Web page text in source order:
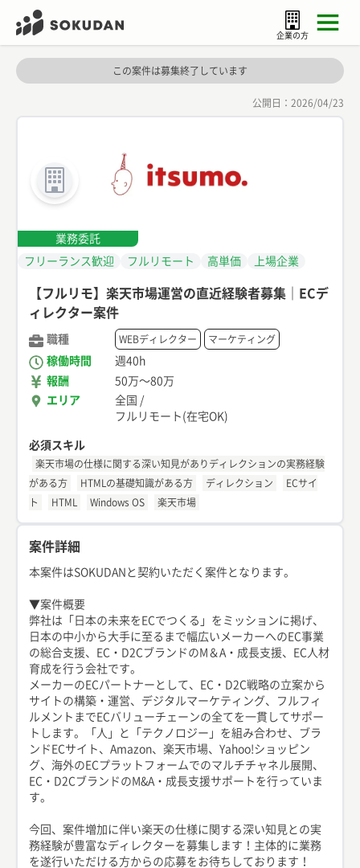
企業の方
この案件は募集終了しています
公開日： 2026/04/23
業務委託
フリーランス歓迎
フルリモート 高単価 上場企業
【フルリモ】楽天市場運営の直近経験者募集｜ECデ
ィレクター案件
職種 WEBディレクター マーケティング
稼働時間
週40h
報酬
50万〜80万
エリア
全国 /
フルリモート(在宅OK)
必須スキル
楽天市場の仕様に関する深い知見がありディレクションの実務経験
がある方
HTMLの基礎知識がある方 ディレクション
ECサイ
ト
HTML Windows OS 楽天市場
案件詳細
本案件はSOKUDANと契約いただく案件となります。
▼案件概要
弊社は「日本の未来をECでつくる」をミッションに掲げ、
日本の中小から大手に至るまで幅広いメーカーへのEC事業
の総合支援、EC・D2CブランドのM＆A・成長支援、EC人材
育成を行う会社です。
メーカーのECパートナーとして、EC・D2C戦略の立案から
サイトの構築・運営、デジタルマーケティング、フルフィ
ルメントまでECバリューチェーンの全てを一貫してサポー
トします。「人」と「テクノロジー」を組み合わせ、ブラ
ンドECサイト、Amazon、楽天市場、Yahoo!ショッピン
グ、海外のECプラットフォームでのマルチチャネル展開、
EC・D2CブランドのM&A・成長支援サポートを行っていま
す。
今回、案件増加に伴い楽天の仕様に関する深い知見との実
務経験が豊富なディレクターを募集します！主体的に業務
を遂行いただける方からの応募をお待ちしております！